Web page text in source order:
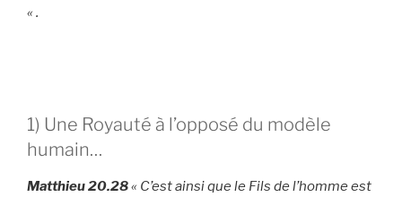
« .
1) Une Royauté à l’opposé du modèle
humain…
Matthieu 20.28« C’est ainsi que le Fils de l’homme est